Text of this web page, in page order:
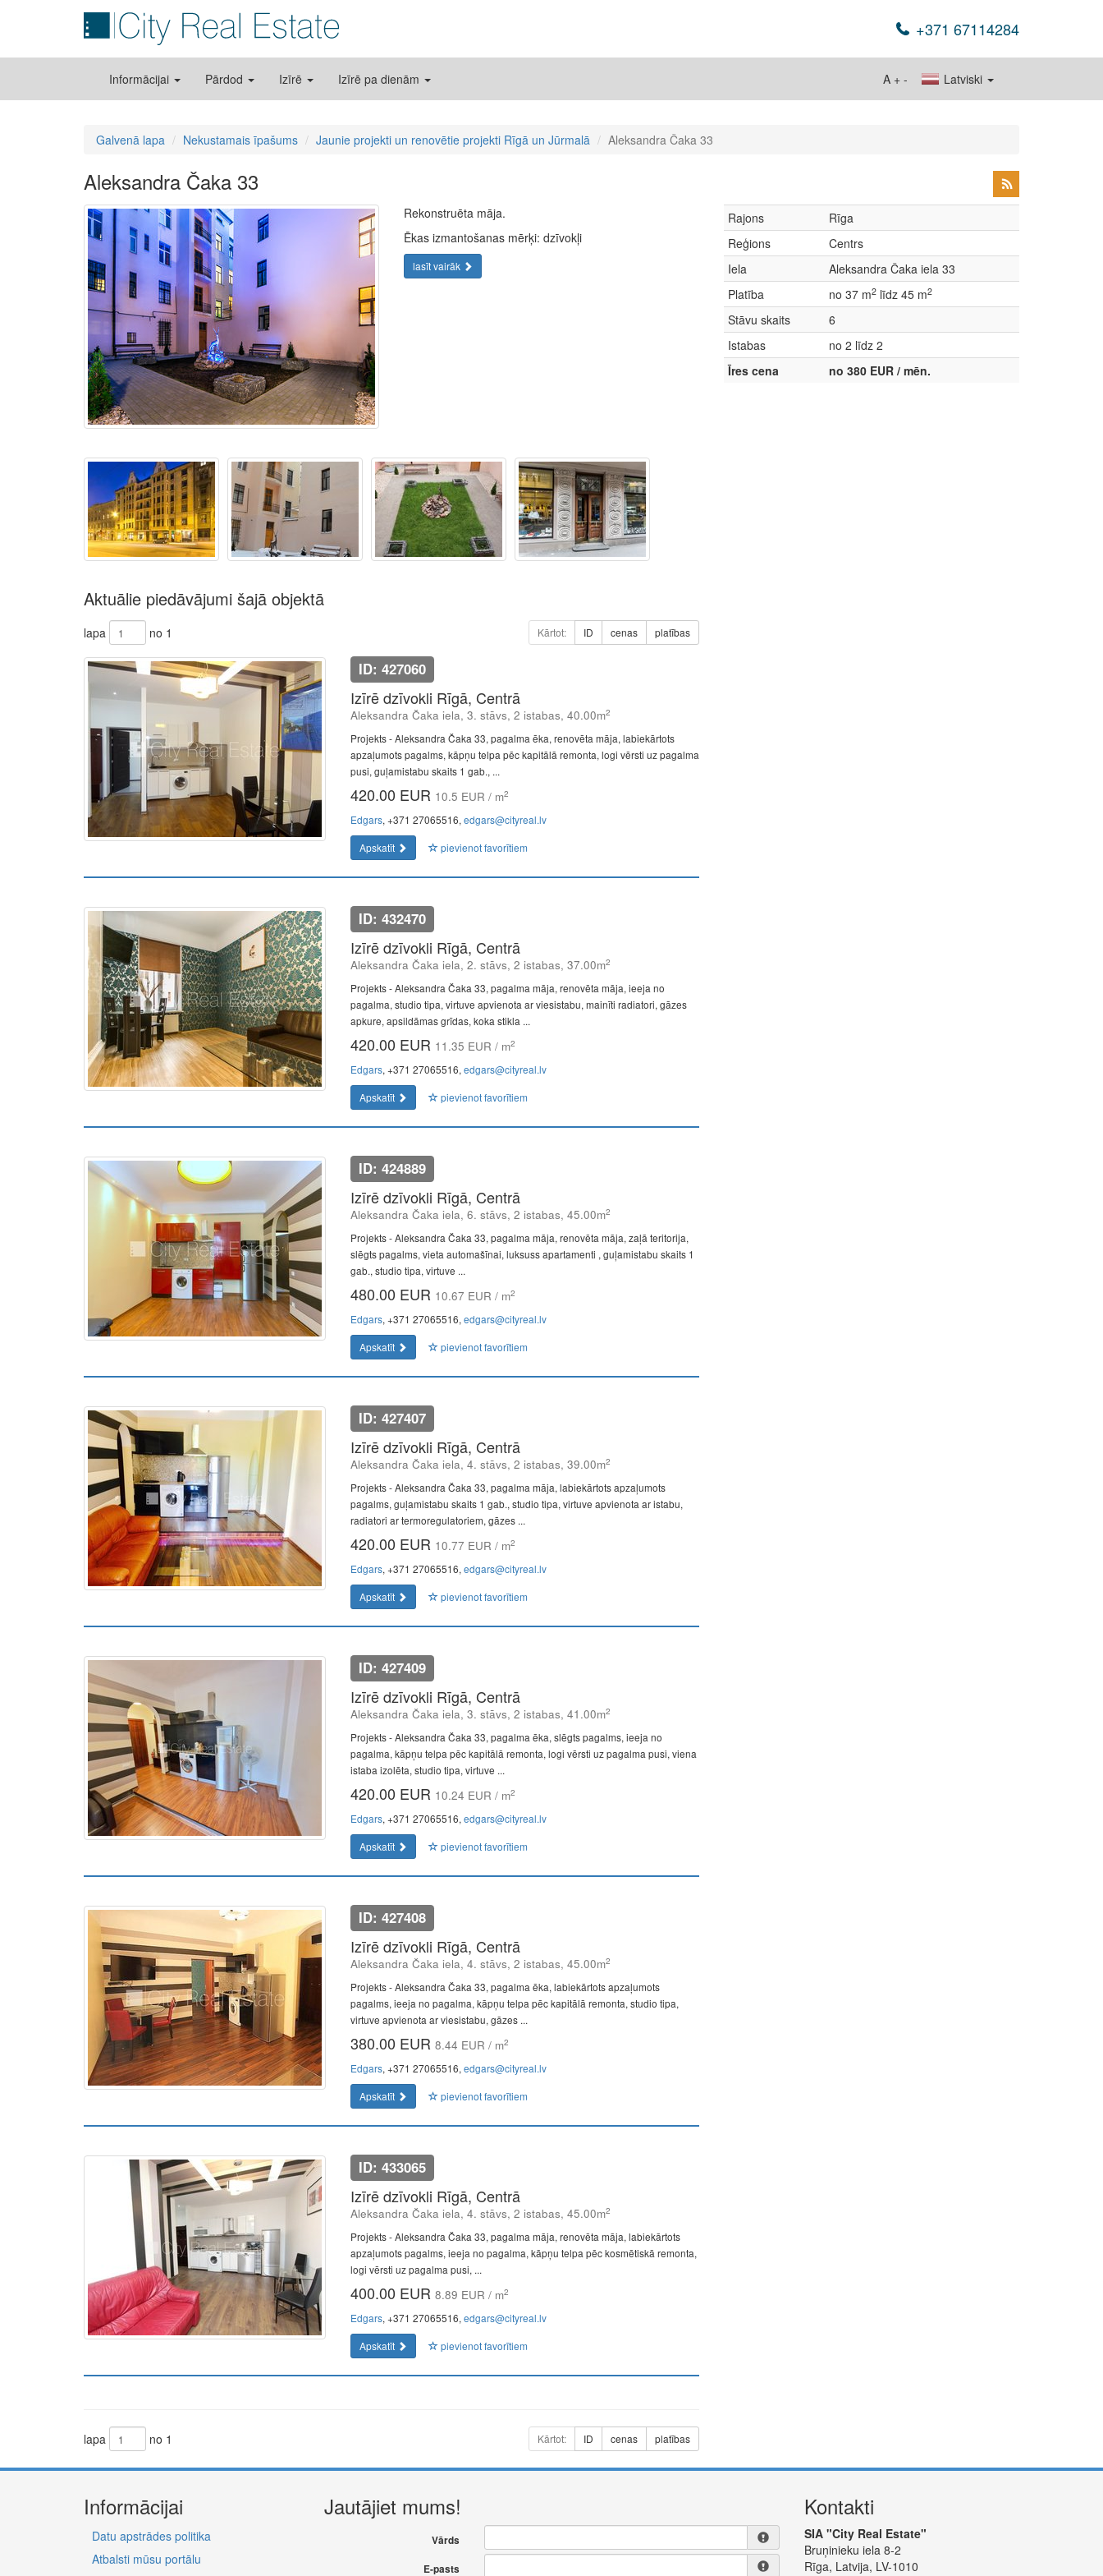
+371 67114284
Informācijai Pārdod Izīrē Izīrē pa dienām Latviski
A + -
Galvenā lapa Nekustamais īpašums Jaunie projekti un renovētie projekti Rīgā un Jūrmalā Aleksandra Čaka 33
Aleksandra Čaka 33
Rekonstruēta māja.
Ēkas izmantošanas mērķi: dzīvokļi
lasīt vairāk
Rajons
Rīga
Reģions
Centrs
Iela
Aleksandra Čaka iela 33
Platība
no 37 m2 līdz 45 m2
Stāvu skaits
6
Istabas
no 2 līdz 2
Īres cena
no 380 EUR / mēn.
Aktuālie piedāvājumi šajā objektā
lapa no 1 Kārtot: ID cenas platības
ID: 427060
Izīrē dzīvokli Rīgā, Centrā
Aleksandra Čaka iela, 3. stāvs, 2 istabas, 40.00m2
Projekts - Aleksandra Čaka 33, pagalma ēka, renovēta māja, labiekārtots
apzaļumots pagalms, kāpņu telpa pēc kapitālā remonta, logi vērsti uz pagalma
pusi, guļamistabu skaits 1 gab., ...
420.00 EUR 10.5 EUR / m2
Edgars, +371 27065516, edgars@cityreal.lv
Apskatīt
pievienot favorītiem
ID: 432470
Izīrē dzīvokli Rīgā, Centrā
Aleksandra Čaka iela, 2. stāvs, 2 istabas, 37.00m2
Projekts - Aleksandra Čaka 33, pagalma māja, renovēta māja, ieeja no
pagalma, studio tipa, virtuve apvienota ar viesistabu, mainīti radiatori, gāzes
apkure, apsildāmas grīdas, koka stikla ...
420.00 EUR 11.35 EUR / m2
Edgars, +371 27065516, edgars@cityreal.lv
Apskatīt
pievienot favorītiem
ID: 424889
Izīrē dzīvokli Rīgā, Centrā
Aleksandra Čaka iela, 6. stāvs, 2 istabas, 45.00m2
Projekts - Aleksandra Čaka 33, pagalma māja, renovēta māja, zaļā teritorija,
slēgts pagalms, vieta automašīnai, luksuss apartamenti , guļamistabu skaits 1
gab., studio tipa, virtuve ...
480.00 EUR 10.67 EUR / m2
Edgars, +371 27065516, edgars@cityreal.lv
Apskatīt
pievienot favorītiem
ID: 427407
Izīrē dzīvokli Rīgā, Centrā
Aleksandra Čaka iela, 4. stāvs, 2 istabas, 39.00m2
Projekts - Aleksandra Čaka 33, pagalma māja, labiekārtots apzaļumots
pagalms, guļamistabu skaits 1 gab., studio tipa, virtuve apvienota ar istabu,
radiatori ar termoregulatoriem, gāzes ...
420.00 EUR 10.77 EUR / m2
Edgars, +371 27065516, edgars@cityreal.lv
Apskatīt
pievienot favorītiem
ID: 427409
Izīrē dzīvokli Rīgā, Centrā
Aleksandra Čaka iela, 3. stāvs, 2 istabas, 41.00m2
Projekts - Aleksandra Čaka 33, pagalma ēka, slēgts pagalms, ieeja no
pagalma, kāpņu telpa pēc kapitālā remonta, logi vērsti uz pagalma pusi, viena
istaba izolēta, studio tipa, virtuve ...
420.00 EUR 10.24 EUR / m2
Edgars, +371 27065516, edgars@cityreal.lv
Apskatīt
pievienot favorītiem
ID: 427408
Izīrē dzīvokli Rīgā, Centrā
Aleksandra Čaka iela, 4. stāvs, 2 istabas, 45.00m2
Projekts - Aleksandra Čaka 33, pagalma ēka, labiekārtots apzaļumots
pagalms, ieeja no pagalma, kāpņu telpa pēc kapitālā remonta, studio tipa,
virtuve apvienota ar viesistabu, gāzes ...
380.00 EUR 8.44 EUR / m2
Edgars, +371 27065516, edgars@cityreal.lv
Apskatīt
pievienot favorītiem
ID: 433065
Izīrē dzīvokli Rīgā, Centrā
Aleksandra Čaka iela, 4. stāvs, 2 istabas, 45.00m2
Projekts - Aleksandra Čaka 33, pagalma māja, renovēta māja, labiekārtots
apzaļumots pagalms, ieeja no pagalma, kāpņu telpa pēc kosmētiskā remonta,
logi vērsti uz pagalma pusi, ...
400.00 EUR 8.89 EUR / m2
Edgars, +371 27065516, edgars@cityreal.lv
Apskatīt
pievienot favorītiem
lapa no 1 Kārtot: ID cenas platības
Informācijai
Datu apstrādes politika
Atbalsti mūsu portālu
Jautājiet mums!
Vārds
E-pasts
Kontakti
SIA "City Real Estate"
Bruņinieku iela 8-2
Rīga, Latvija, LV-1010